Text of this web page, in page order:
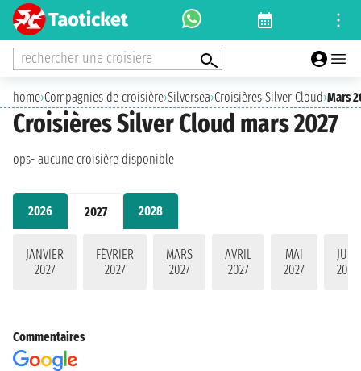
rechercher une croisiere
home›Compagnies de croisière›Silversea›Croisières Silver Cloud›Mars
Croisières Silver Cloud mars 2027
2026 2027 2028
JANVIER
2027
FÉVRIER
2027
MARS
2027
AVRIL
2027
MAI
2027
JUIN
2027
ops- aucune croisière disponible
Commentaires